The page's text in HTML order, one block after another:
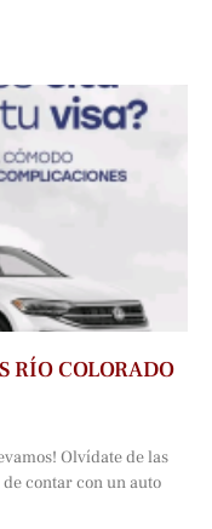
RÍO COLORADO
Olvídate de las
contar con un auto